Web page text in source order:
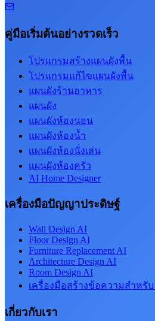
คู่มือเริ่มต้นอย่างรวดเร็ว
โปรแกรมสร้างแผนผังพื้น
โปรแกรมแก้ไขแผนผังพื้น
แผนผังร้านอาหาร
แผนผัง
แผนผังห้องนอน
แผนผังห้องน้ำ
แผนผังห้องนั่งเล่น
แผนผังห้องครัว
AI Home Designer
เครื่องมือปัญญาประดิษฐ์
Wall Design AI
Floor Design AI
Furniture Replacement AI
Architecture Design AI
Room Design AI
เครื่องมือสร้างข้อความสำหรั
เกี่ยวกับเรา